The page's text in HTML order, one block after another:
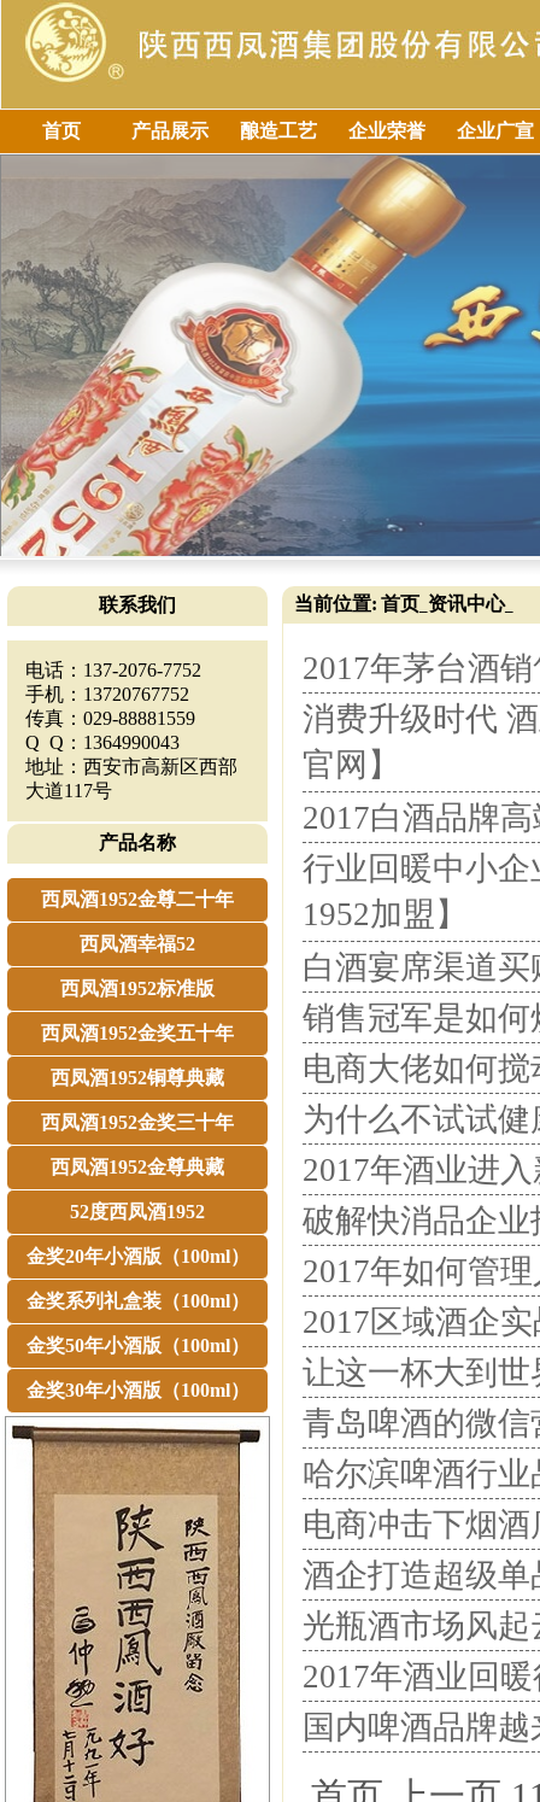
首页 产品展示 酿造工艺 企业荣誉 企业广宣
联系我们
电话：137-2076-7752
手机：13720767752
传真：029-88881559
Q Q：1364990043
地址：西安市高新区西部
大道117号
产品名称
西凤酒1952金尊二十年
西凤酒幸福52
西凤酒1952标准版
西凤酒1952金奖五十年
西凤酒1952铜尊典藏
西凤酒1952金奖三十年
西凤酒1952金尊典藏
52度西凤酒1952
金奖20年小酒版（100ml）
金奖系列礼盒装（100ml）
金奖50年小酒版（100ml）
金奖30年小酒版（100ml）
当前位置: 首页 资讯中心_
2017年茅台酒
消费升级时代
官网】
2017白酒品牌
行业回暖中小
1952加盟】
白酒宴席渠道
销售冠军是如
电商大佬如何
为什么不试试
2017年酒业进
破解快消品企
2017年如何管
2017区域酒企
让这一杯大到世
青岛啤酒的微
哈尔滨啤酒行
电商冲击下烟
酒企打造超级
光瓶酒市场风
2017年酒业回
国内啤酒品牌